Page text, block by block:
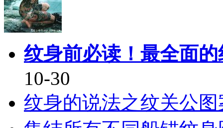
纹身前必读！最全面
10-30
纹身的说法之纹关公